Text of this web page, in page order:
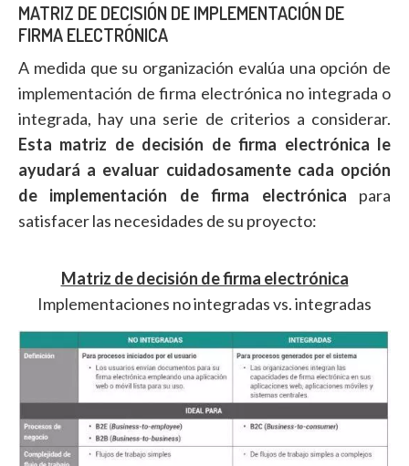
MATRIZ DE DECISIÓN DE IMPLEMENTACIÓN DE
FIRMA ELECTRÓNICA
A medida que su organización evalúa una opción de
implementación de firma electrónica no integrada o
integrada, hay una serie de criterios a considerar.
Esta matriz de decisión de firma electrónica le
ayudará a evaluar cuidadosamente cada opción
de implementación de firma electrónica para
satisfacer las necesidades de su proyecto:
Matriz de decisión de firma electrónica
Implementaciones no integradas vs. integradas